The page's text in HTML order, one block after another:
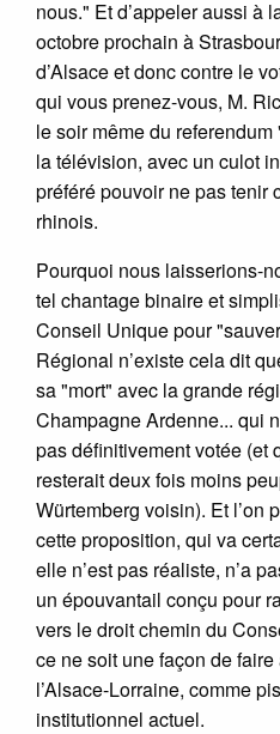
nous." Et d’appeler aussi à
octobre prochain à
d’Alsace et donc contre le
qui vous prenez-vous, M.
le soir même du
la télévision, avec un culot
préféré pouvoir ne pas tenir
rhinois.
Pourquoi nous laisserions-
tel chantage binaire et
Conseil Unique pour
Régional n’existe cela dit
sa "mort" avec la grande
Champagne Ardenne... qui
pas définitivement votée (et
resterait deux fois moins
Würtemberg voisin). Et l’on
cette proposition, qui va
elle n’est pas réaliste, n’a
un épouvantail conçu pour
vers le droit chemin du
ce ne soit une façon de
l’Alsace-Lorraine, comme
institutionnel actuel.